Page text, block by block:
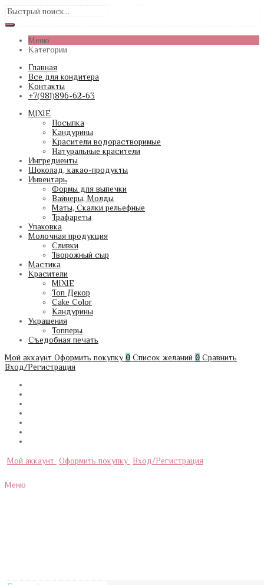
Меню
Категории
Главная
Все для кондитера
Контакты
+7(981)896-62-63
MIXIE
Посыпка
Кандурины
Красители водорастворимые
Натуральные красители
Ингредиенты
Шоколад, какао-продукты
Инвентарь
Формы для выпечки
Вайнеры, Молды
Маты, Скалки рельефные
Трафареты
Упаковка
Молочная продукция
Сливки
Творожный сыр
Мастика
Красители
MIXIE
Топ Декор
Cake Color
Кандурины
Украшения
Топперы
Съедобная печать
Мой аккаунт Оформить покупку 0 Список желаний 0 Сравнить
Вход/Регистрация
Мой аккаунт Оформить покупку Вход/Регистрация
Меню